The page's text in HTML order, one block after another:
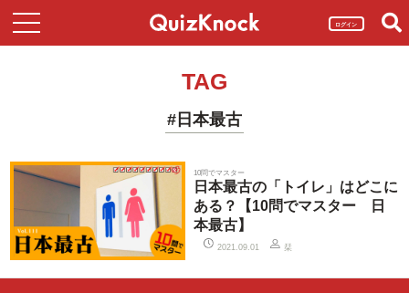
ログイン
TAG
#日本最古
10問でマスター
日本最古の「トイレ」はどこに
ある？【10問でマスター 日
本最古】
2021.09.01 栞